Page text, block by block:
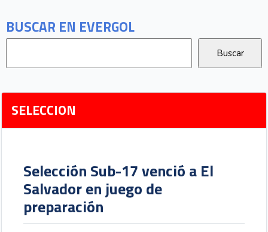
BUSCAR EN EVERGOL
SELECCION
Selección Sub-17 venció a El
Salvador en juego de
preparación